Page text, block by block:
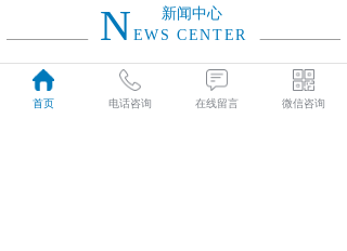
新闻中心
N EWS CENTER
2026
首页 电话咨询 在线留言 微信咨询